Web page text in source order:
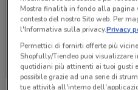
Ci dispiace, al momento
volantini nella tua
Mostra finalità in fondo alla pagina
contesto del nostro Sito web. Per
l'Informativa sulla privacy.Privacy
Permettici di fornirti offerte più
Shopfully/Tiendeo puoi visualizzare
quotidiani più attinenti ai tuoi gusti
possibile grazie ad una serie di
tue attività all'interno